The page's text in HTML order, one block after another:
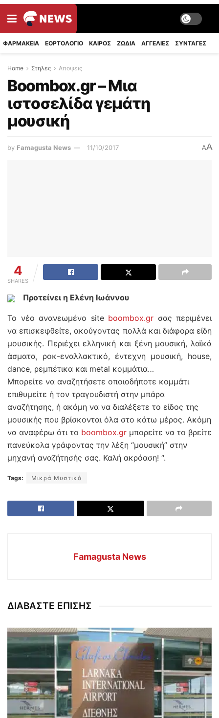
ΦΑΡΜΑΚΕΙΑ ΕΟΡΤΟΛΟΓΙΟ ΚΑΙΡΟΣ ΖΩΔΙΑ ΑΓΓΕΛΙΕΣ ΣΥΝΤΑΓΈΣ
Home Στηλες Αποψεις
Boombox.gr – Μια
ιστοσελίδα γεμάτη
μουσική
by Famagusta News 11/10/2017 AA
4
SHARES
Προτείνει η Ελένη Ιωάννου
Το νέο ανανεωμένο site boombox.gr σας περιμένει
να επισκεφθείτε, ακούγοντας πολλά και διάφορα είδη
μουσικής. Περιέχει ελληνική και ξένη μουσική, λαϊκά
άσματα, ροκ-εναλλακτικό, έντεχνη μουσική, house,
dance, ρεμπέτικα και metal κομμάτια…
Μπορείτε να αναζητήσετε οποιοδήποτε κομμάτι
επιθυμείτε ή τον τραγουδιστή στην μπάρα
αναζήτησης, ή ακόμη να να διαλέξετε το είδος της
μουσικής που βρίσκονται όλα στο κάτω μέρος. Ακόμη
να αναφέρω ότι το boombox.gr μπορείτε να το βρείτε
πανεύκολα γράφοντας την λέξη “μουσική” στην
μηχανή αναζήτησής σας. Καλή ακρόαση! “.
Tags: Μικρά Μυστικά
Famagusta News
ΔΙΑΒΑΣΤΕ ΕΠΙΣΗΣ